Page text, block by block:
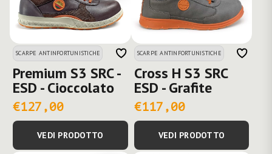
SCARPE ANTINFORTUNISTICHE
Premium S3 SRC -
ESD - Cioccolato
€127,00
VEDI PRODOTTO
SCARPE ANTINFORTUNISTICHE
Cross H S3 SRC
ESD - Grafite
€117,00
VEDI PRODOTTO